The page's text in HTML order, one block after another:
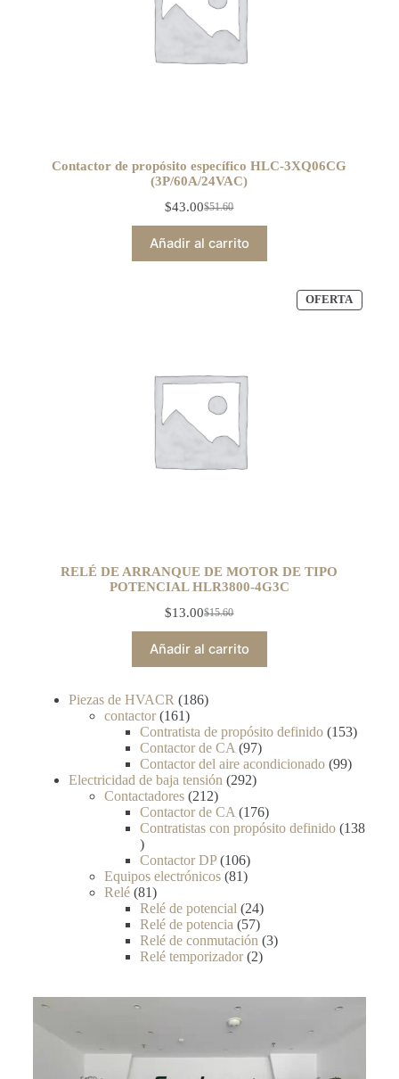
Contactor de propósito específico HLC-3XQ06CG
(3P/60A/24VAC)
$51.60
$43.00
Añadir al carrito
OFERTA
RELÉ DE ARRANQUE DE MOTOR DE TIPO
POTENCIAL HLR3800-4G3C
$15.60
$13.00
Añadir al carrito
Piezas de HVACR
186
contactor 161
Contratista de propósito definido 153
Contactor de CA 97
Contactor del aire acondicionado 99
Electricidad de baja tensión 292
Contactadores 212
Contactor de CA 176
Contratistas con propósito definido 138
Contactor DP 106
Equipos electrónicos 81
Relé 81
Relé de potencial 24
Relé de potencia 57
Relé de conmutación 3
Relé temporizador 2